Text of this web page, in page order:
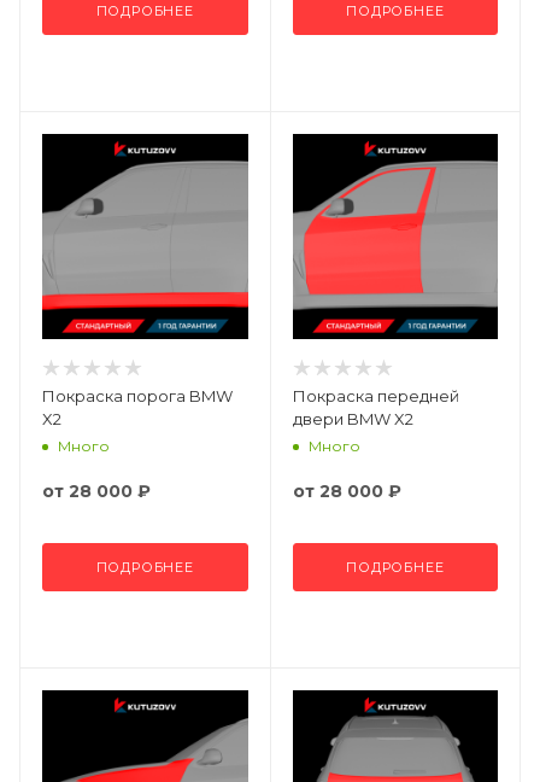
ПОДРОБНЕЕ ПОДРОБНЕЕ
Покраска порога BMW
X2
Много
от 28 000 ₽
ПОДРОБНЕЕ
Покраска передней
двери BMW X2
Много
от 28 000 ₽
ПОДРОБНЕЕ